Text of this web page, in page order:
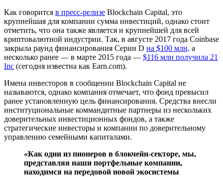
Как говорится в пресс-релизе Blockchain Capital, это
крупнейшая для компании сумма инвестиций, однако стоит
отметить, что она также является и крупнейшей для всей
криптовалютной индустрии. Так, в августе 2017 года Coinbase
закрыла раунд финансирования Серии D на $100 млн, а
несколько ранее — в марте 2015 года — $116 млн получила 21
Inc (сегодня известна как Earn.com).
Имена инвесторов в сообщении Blockchain Capital не
называются, однако компания отмечает, что фонд превысил
ранее установленную цель финансирования. Средства внесли
институциональные коммандитные партнеры из нескольких
доверительных инвестиционных фондов, а также
стратегические инвесторы и компании по доверительному
управлению семейными капиталами.
«Как одни из пионеров в блокчейн-секторе, мы,
представляя наши портфельные компании,
находимся на передовой новой экосистемы